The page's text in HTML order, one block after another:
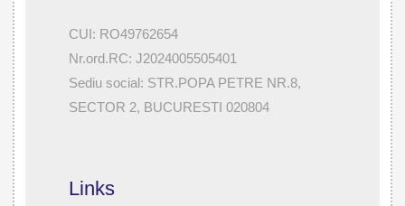
CUI: RO49762654
Nr.ord.RC: J2024005505401
Sediu social: STR.POPA PETRE NR.8,
SECTOR 2, BUCURESTI 020804
Links